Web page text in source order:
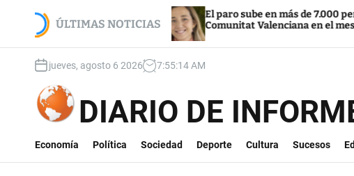
e
ÚLTIMAS NOTICIAS
primera
El paro sube en más de 7.000 personas en la
Comunitat Valenciana en el mes de julio
jueves, agosto 6 2026 7:55:16AM
DIARIO DE
Economía Política Sociedad Deporte Cultura Sucesos